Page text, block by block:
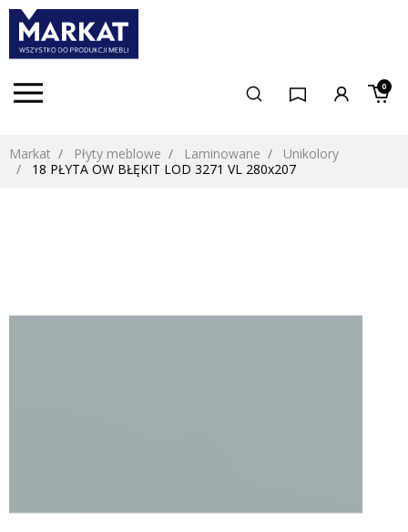
0
Markat Płyty meblowe Laminowane
Unikolory
18 PŁYTA OW BŁĘKIT LOD 3271 VL 280x207